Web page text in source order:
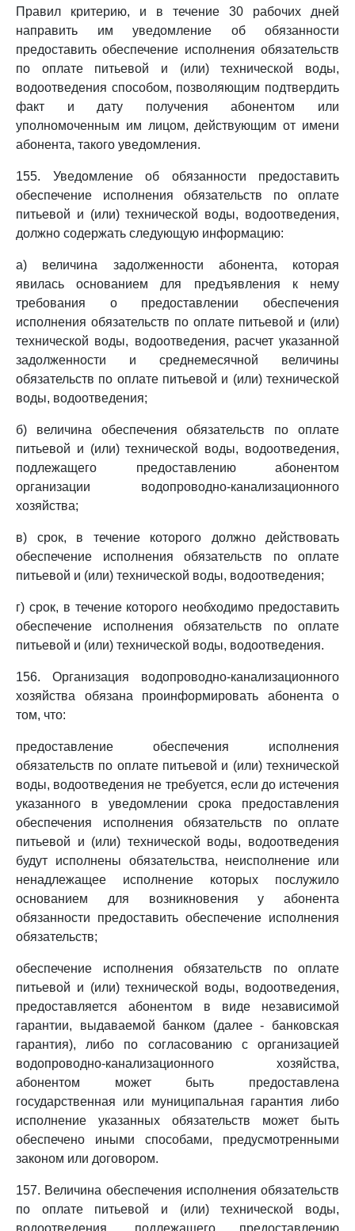
Правил критерию, и в течение 30 рабочих дней
направить им уведомление об обязанности
предоставить обеспечение исполнения обязательств
по оплате питьевой и (или) технической воды,
водоотведения способом, позволяющим подтвердить
факт и дату получения абонентом или
уполномоченным им лицом, действующим от имени
абонента, такого уведомления.
155. Уведомление об обязанности предоставить
обеспечение исполнения обязательств по оплате
питьевой и (или) технической воды, водоотведения,
должно содержать следующую информацию:
а) величина задолженности абонента, которая
явилась основанием для предъявления к нему
требования о предоставлении обеспечения
исполнения обязательств по оплате питьевой и (или)
технической воды, водоотведения, расчет указанной
задолженности и среднемесячной величины
обязательств по оплате питьевой и (или) технической
воды, водоотведения;
б) величина обеспечения обязательств по оплате
питьевой и (или) технической воды, водоотведения,
подлежащего предоставлению абонентом
организации водопроводно-канализационного
хозяйства;
в) срок, в течение которого должно действовать
обеспечение исполнения обязательств по оплате
питьевой и (или) технической воды, водоотведения;
г) срок, в течение которого необходимо предоставить
обеспечение исполнения обязательств по оплате
питьевой и (или) технической воды, водоотведения.
156. Организация водопроводно-канализационного
хозяйства обязана проинформировать абонента о
том, что:
предоставление обеспечения исполнения
обязательств по оплате питьевой и (или) технической
воды, водоотведения не требуется, если до истечения
указанного в уведомлении срока предоставления
обеспечения исполнения обязательств по оплате
питьевой и (или) технической воды, водоотведения
будут исполнены обязательства, неисполнение или
ненадлежащее исполнение которых послужило
основанием для возникновения у абонента
обязанности предоставить обеспечение исполнения
обязательств;
обеспечение исполнения обязательств по оплате
питьевой и (или) технической воды, водоотведения,
предоставляется абонентом в виде независимой
гарантии, выдаваемой банком (далее - банковская
гарантия), либо по согласованию с организацией
водопроводно-канализационного хозяйства,
абонентом может быть предоставлена
государственная или муниципальная гарантия либо
исполнение указанных обязательств может быть
обеспечено иными способами, предусмотренными
законом или договором.
157. Величина обеспечения исполнения обязательств
по оплате питьевой и (или) технической воды,
водоотведения, подлежащего предоставлению